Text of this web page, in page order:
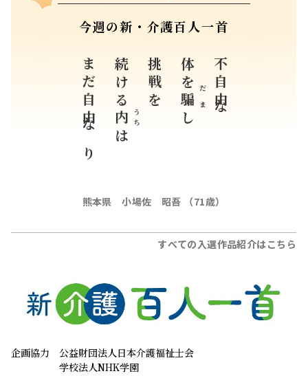
今週の新・介護百人一首
不自由な
体を
騙 だま
し
挑戦を
続ける
内 うち
は
まだ自由なり
熊本県 小場佐 昭吾 （71歳）
すべての入選作品紹介はこちら
企画協力
公益財団法人日本介護福祉士会
学校法人NHK学園